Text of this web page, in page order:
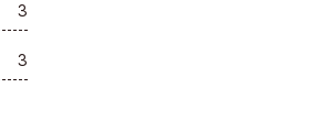
3
3